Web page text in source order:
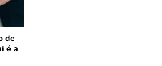
de
é a